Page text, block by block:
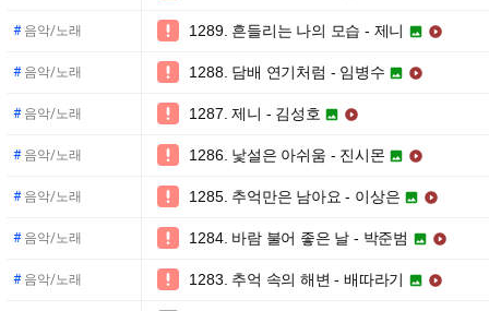
#음악/노래  1289. 흔들리는 나의 모습 - 제니  
#음악/노래  1288. 담배 연기처럼 - 임병수  
#음악/노래  1287. 제니 - 김성호  
#음악/노래  1286. 낯설은 아쉬움 - 진시몬  
#음악/노래  1285. 추억만은 남아요 - 이상은  
#음악/노래  1284. 바람 불어 좋은 날 - 박준범  
#음악/노래  1283. 추억 속의 해변 - 배따라기  